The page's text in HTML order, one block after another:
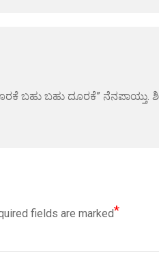
ಬಹು ಬಹು ದೂರಕೆ” ನೆನಪಾಯ್ತು.
fields are marked*